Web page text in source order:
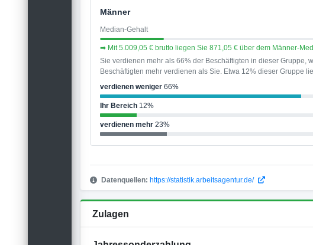
Männer
Median-Gehalt
➡ Mit 5.009,05 € brutto liegen Sie 871,05 € über dem Männer-
Sie verdienen mehr als 66% der Beschäftigten in dieser Gruppe,
Beschäftigten mehr verdienen als Sie. Etwa 12% dieser Gruppe
verdienen weniger 66%
Ihr Bereich 12%
verdienen mehr 23%
Datenquellen: https://statistik.arbeitsagentur.de/
Zulagen